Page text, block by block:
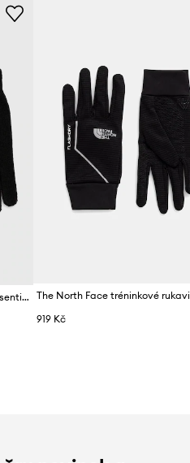
Rukavice adidas Performance Essentials
919 Kč